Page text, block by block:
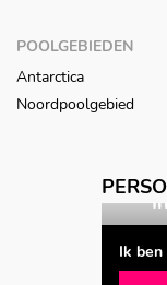
POOLGEBIEDEN
Antarctica
Noordpoolgebied
Ik